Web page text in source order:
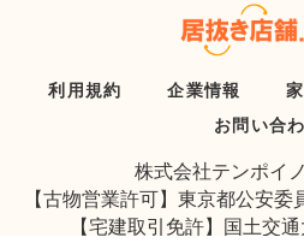
利用規約 企業情報
お問い合
株式会社テンポイ
【古物営業許可】東京都公安
【宅建取引免許】国土交